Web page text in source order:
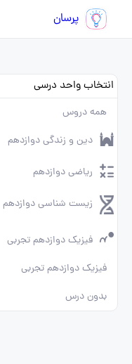
پرسان
انتخاب واحد درسی
همه دروس
دین و زندگی دوازدهم
ریاضی دوازدهم
زیست شناسی دوازدهم
فیزیک دوازدهم تجربی
فیزیک دوازدهم تجربی
بدون درس